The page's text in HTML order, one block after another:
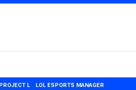
PROJECT L LOL ESPORTS MANAGER